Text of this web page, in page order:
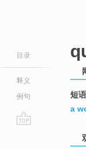
目录
释义
例句
短语
a